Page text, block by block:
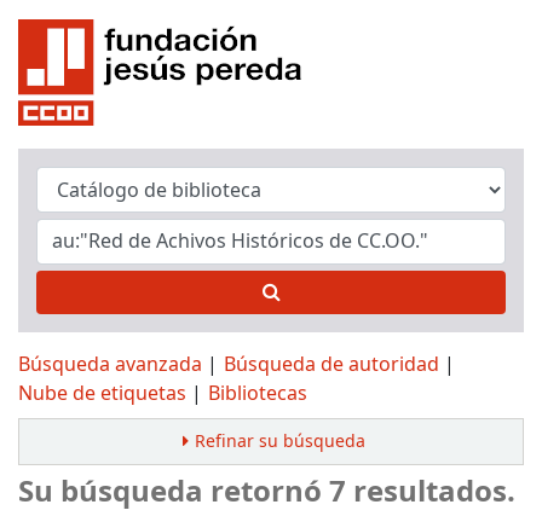
Búsqueda avanzada
Búsqueda de autoridad
Nube de etiquetas
Bibliotecas
Refinar su búsqueda
Su búsqueda retornó 7 resultados.